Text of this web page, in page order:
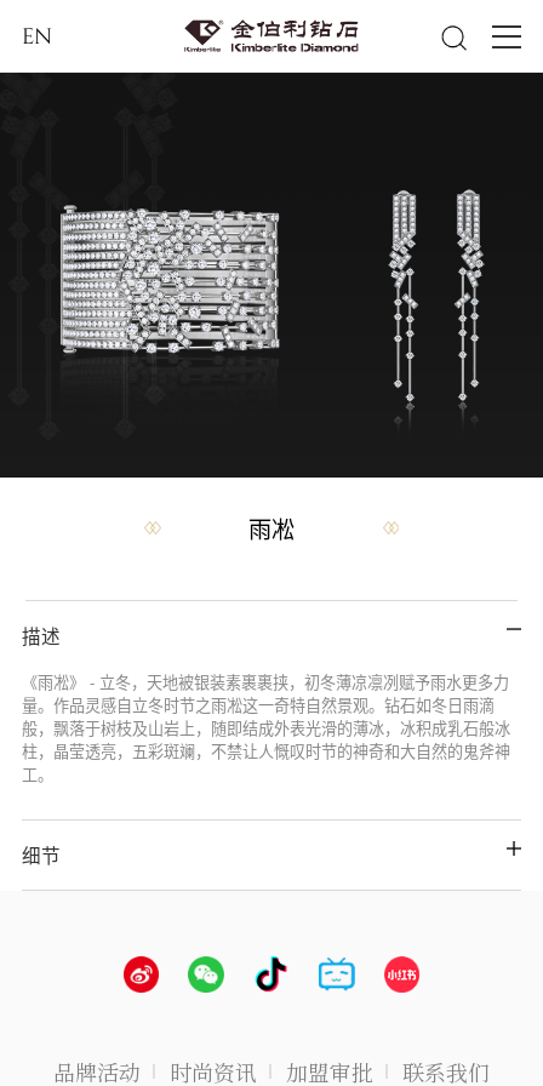
EN
雨凇
描述
《雨凇》 - 立冬，天地被银装素裹裹挟，初冬薄凉凛冽赋予雨水更多力
量。作品灵感自立冬时节之雨凇这一奇特自然景观。钻石如冬日雨滴
般，飘落于树枝及山岩上，随即结成外表光滑的薄冰，冰积成乳石般冰
柱，晶莹透亮，五彩斑斓，不禁让人慨叹时节的神奇和大自然的鬼斧神
工。
细节
品牌活动 时尚资讯 加盟审批 联系我们